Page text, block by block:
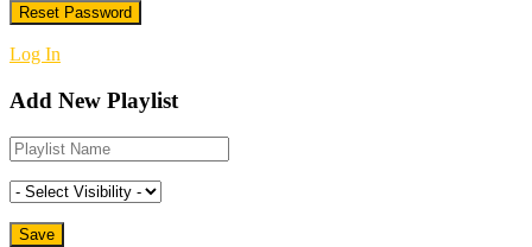
Log In
Add New Playlist